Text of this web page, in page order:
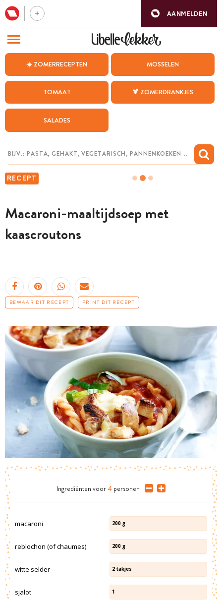
AANMELDEN
☀️ ZOMERRECEPTEN MOSSELEN
TOMAAT 🍹 ZOMERDRANKJES
SALADES
RECEPT
Macaroni-maaltijdsoep met
kaascroutons
BEWAAR DIT RECEPT PRINT DIT RECEPT
Ingrediënten voor 4 personen
macaroni 200 g
reblochon (of chaumes) 200 g
witte selder 2 takjes
sjalot 1
BEZOEK ONZE ANDERE WEBSITES
WEEKMENU
CHAT MET MAIA
MIJN BEWAARDE RECEPTEN